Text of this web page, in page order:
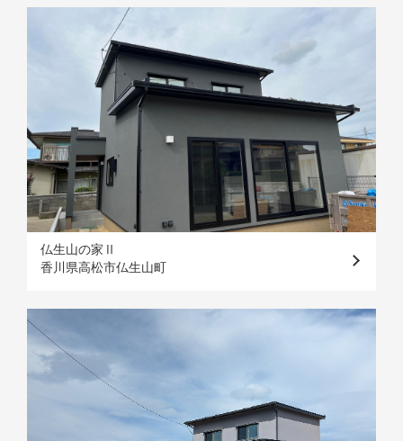
仏生山の家Ⅱ
香川県高松市仏生山町